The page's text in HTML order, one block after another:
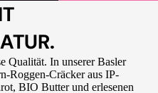
Qualität. In unserer Basler
Roggen-Cräcker aus IP-
BIO Butter und erlesenen